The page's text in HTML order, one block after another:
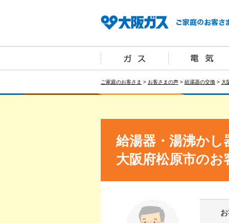
ご家庭のお客さま > お客さまの声 > 給湯器の交換 > 大
給湯器・湯沸かし
大阪府松原市のお